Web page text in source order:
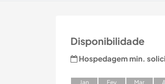
Disponibilidade
Hospedagem min.
Jan Fev Mar